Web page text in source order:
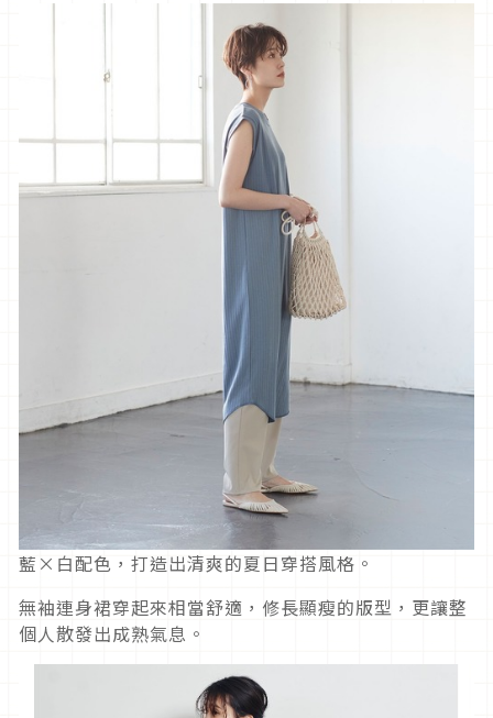
藍×白配色，打造出清爽的夏日穿搭風格。
無袖連身裙穿起來相當舒適，修長顯瘦的版型，更讓整
個人散發出成熟氣息。